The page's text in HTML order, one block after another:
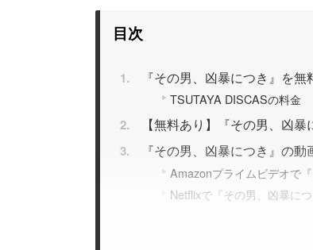
目次
『その男、凶暴につき』を
TSUTAYA DISCASの料金
【無料あり】『その男、凶
『その男、凶暴につき』の
Amazonプライムビデオで
Netflixで『その男、凶暴に